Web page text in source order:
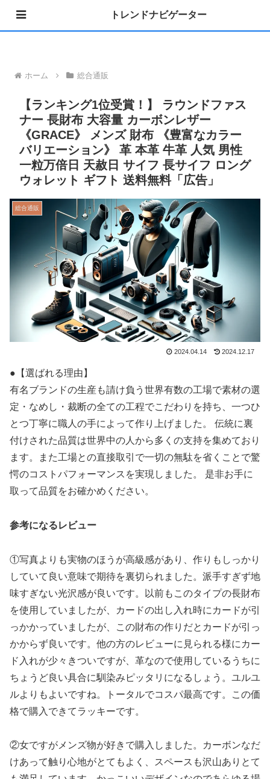
»公式 Instagram 開設しました
ホーム 総合通販
【ランキング1位受賞！】 ラウンドファス
ナー 長財布 大容量 カーボンレザー
《GRACE》 メンズ 財布 《豊富なカラー
バリエーション》 革 本革 牛革 人気 男性
一粒万倍日 天赦日 サイフ 長サイフ ロング
ウォレット ギフト 送料無料「広告」
総合通販
2024.04.14 2024.12.17
●【選ばれる理由】
有名ブランドの生産も請け負う世界有数の工場で素材の選
定・なめし・裁断の全ての工程でこだわりを持ち、一つひ
とつ丁寧に職人の手によって作り上げました。 伝統に裏
付けされた品質は世界中の人から多くの支持を集めており
ます。また工場との直接取引で一切の無駄を省くことで驚
愕のコストパフォーマンスを実現しました。 是非お手に
取って品質をお確かめください。
参考になるレビュー
①写真よりも実物のほうが高級感があり、作りもしっかり
していて良い意味で期待を裏切られました。派手すぎず地
味すぎない光沢感が良いです。以前もこのタイプの長財布
を使用していましたが、カードの出し入れ時にカードが引
っかかっていましたが、この財布の作りだとカードが引っ
かからず良いです。他の方のレビューに見られる様にカー
ド入れが少々きついですが、革なので使用しているうちに
ちょうど良い具合に馴染みピッタリになるしょう。ユルユ
ルよりもよいですね。トータルでコスパ最高です。この価
格で購入できてラッキーです。
②女ですがメンズ物が好きで購入しました。カーボンなだ
けあって触り心地がとてもよく、スペースも沢山ありとて
トレンドナビゲーター